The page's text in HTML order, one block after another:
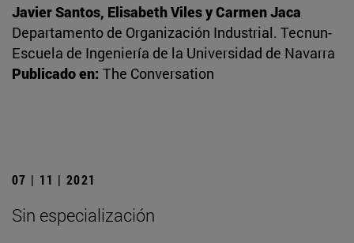
Javier Santos, Elisabeth Viles y Carmen Jaca
Departamento de Organización Industrial. Tecnun-
Escuela de Ingeniería de la Universidad de Navarra
Publicado en: The Conversation
07 | 11 | 2021
Sin especialización